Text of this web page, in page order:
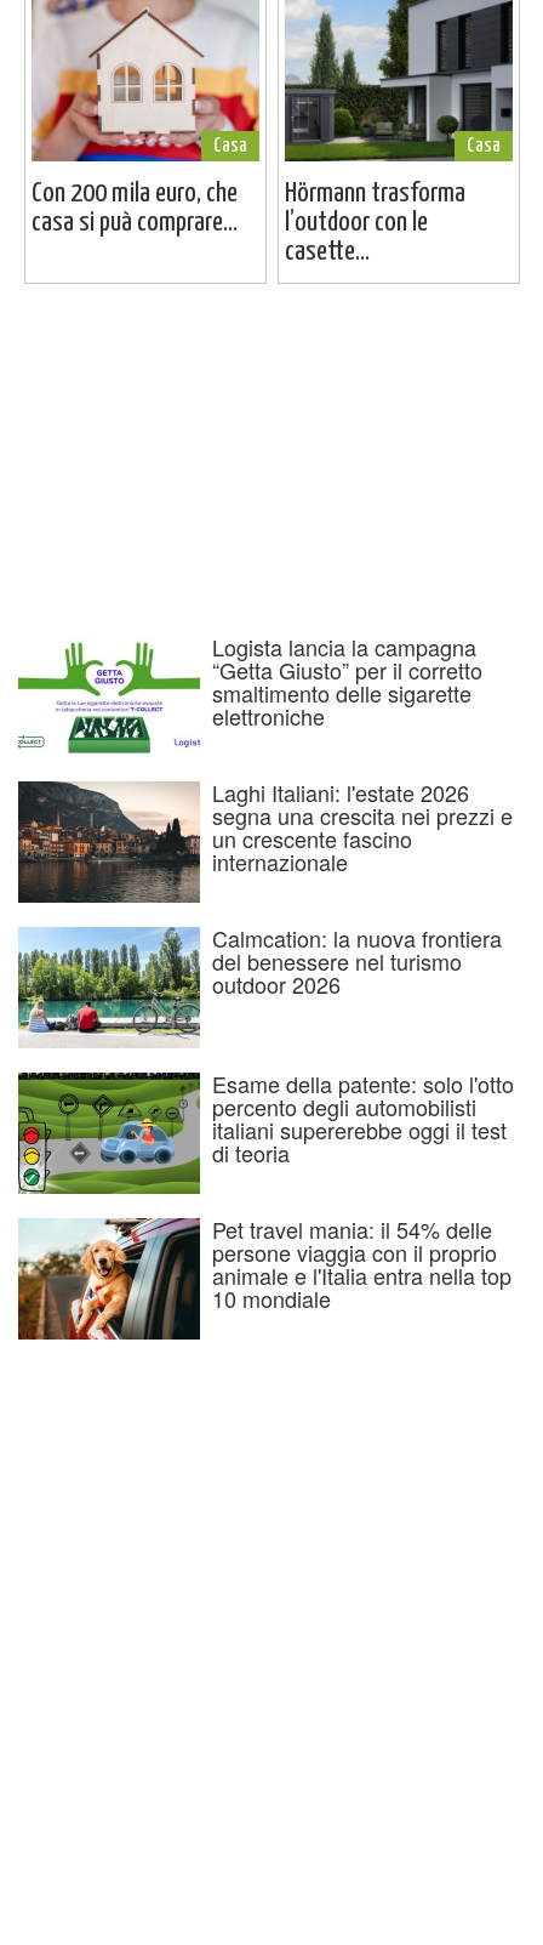
Casa
Con 200 mila euro, che
casa si puà comprare...
Casa
Hörmann trasforma
l’outdoor con le
casette...
Logista lancia la campagna
“Getta Giusto” per il corretto
smaltimento delle sigarette
elettroniche
Laghi Italiani: l'estate 2026
segna una crescita nei prezzi e
un crescente fascino
internazionale
Calmcation: la nuova frontiera
del benessere nel turismo
outdoor 2026
Esame della patente: solo l'otto
percento degli automobilisti
italiani supererebbe oggi il test
di teoria
Pet travel mania: il 54% delle
persone viaggia con il proprio
animale e l'Italia entra nella top
10 mondiale